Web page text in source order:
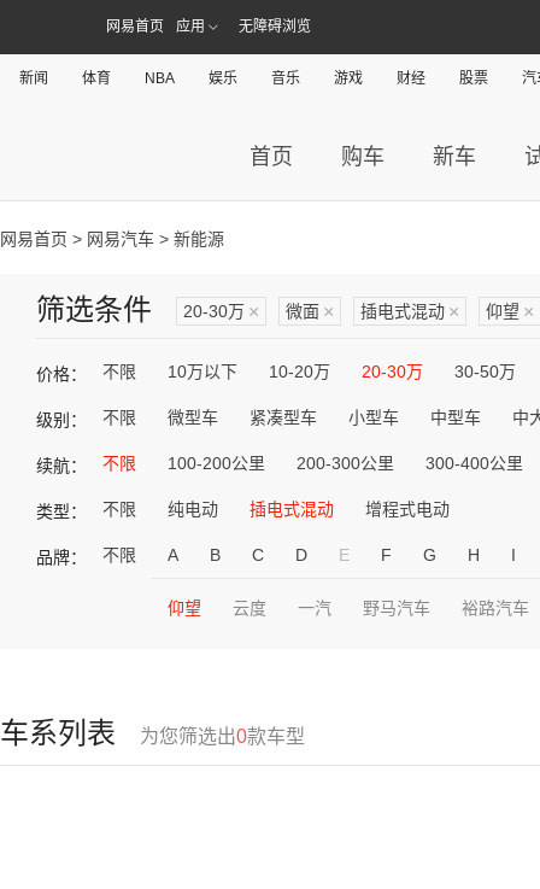
网易首页 应用 无障碍浏览
新闻 体育 NBA 娱乐 音乐 游戏 财经 股票 汽
首页 购车 新车
网易首页 > 网易汽车 > 新能源
筛选条件 20-30万 × 微面 × 插电式混动 × 仰望 ×
价格： 不限 10万以下 10-20万 20-30万 30-50万
级别： 不限 微型车 紧凑型车 小型车 中型车 中
续航： 不限 100-200公里 200-300公里 300-400公里
类型： 不限 纯电动 插电式混动 增程式电动
品牌： 不限 A B C D E F G H I
仰望 云度 一汽 野马汽车 裕路汽车
车系列表 为您筛选出0款车型